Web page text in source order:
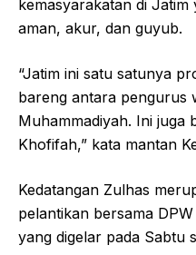
kemasyarakatan di Jatim
aman, akur, dan guyub.
“Jatim ini satu satunya
bareng antara pengurus
Muhammadiyah. Ini juga
Khofifah,” kata mantan
Kedatangan Zulhas
pelantikan bersama
yang digelar pada Sabtu